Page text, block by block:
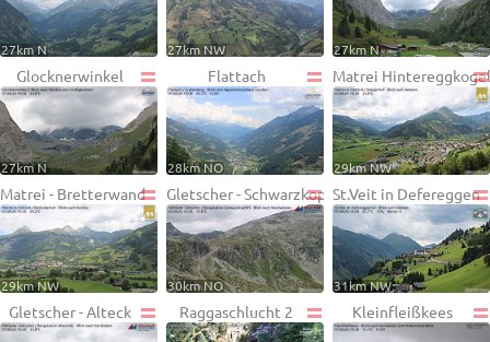
27km N 27km NW 27km N
Glocknerwinkel
27km N
Flattach
28km NO
Matrei Hintereggkogel
29km NW
Matrei - Bretterwand
29km NW
Gletscher - Schwarzkopf
30km NO
St.Veit in Defereggen
31km NW
Gletscher - Alteck Raggaschlucht 2 Kleinfleißkees